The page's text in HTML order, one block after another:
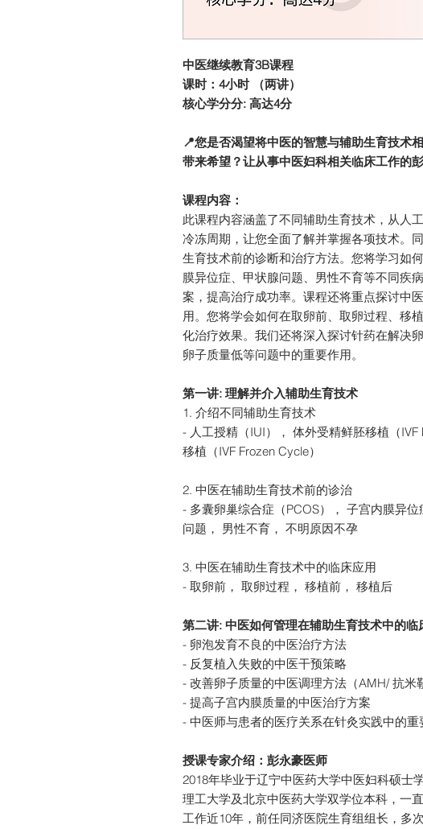
中医继续教育3B课程
课时：4小时 （两讲）
核心学分分: 高达4分
📍您是否渴望将中医的智慧与辅助生育技术
带来希望？让从事中医妇科相关临床工作的
课程内容：
此课程内容涵盖了不同辅助生育技术，从人
冷冻周期，让您全面了解并掌握各项技术。
生育技术前的诊断和治疗方法。您将学习如
膜异位症、甲状腺问题、男性不育等不同疾
案，提高治疗成功率。课程还将重点探讨中
用。您将学会如何在取卵前、取卵过程、移
化治疗效果。我们还将深入探讨针药在解决
卵子质量低等问题中的重要作用。
第一讲: 理解并介入辅助生育技术
1. 介绍不同辅助生育技术
- 人工授精（IUI）， 体外受精鲜胚移植（
移植（IVF Frozen Cycle）
2. 中医在辅助生育技术前的诊治
- 多囊卵巢综合症（PCOS）， 子宫内膜异
问题， 男性不育， 不明原因不孕
3. 中医在辅助生育技术中的临床应用
- 取卵前， 取卵过程， 移植前， 移植后
第二讲: 中医如何管理在辅助生育技术中的临
- 卵泡发育不良的中医治疗方法
- 反复植入失败的中医干预策略
- 改善卵子质量的中医调理方法（AMH/ 抗米
- 提高子宫内膜质量的中医治疗方案
- 中医师与患者的医疗关系在针灸实践中的重
授课专家介绍：彭永豪医师
2018年毕业于辽宁中医药大学中医妇科硕士
理工大学及北京中医药大学双学位本科，一
工作近10年，前任同济医院生育组组长，多